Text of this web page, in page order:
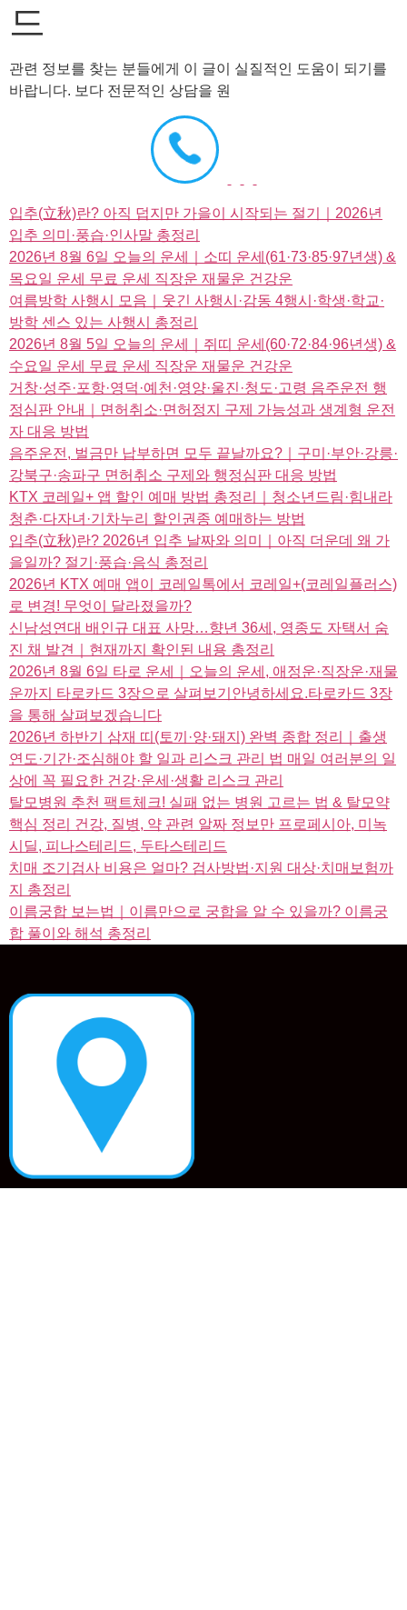
드
관련 정보를 찾는 분들에게 이 글이 실질적인 도움이 되기를
바랍니다. 보다 전문적인 상담을 원
입추(立秋)란? 아직 덥지만 가을이 시작되는 절기｜2026년
입추 의미·풍습·인사말 총정리
2026년 8월 6일 오늘의 운세｜소띠 운세(61·73·85·97년생) &
목요일 운세 무료 운세 직장운 재물운 건강운
여름방학 사행시 모음｜웃긴 사행시·감동 4행시·학생·학교·
방학 센스 있는 사행시 총정리
2026년 8월 5일 오늘의 운세｜쥐띠 운세(60·72·84·96년생) &
수요일 운세 무료 운세 직장운 재물운 건강운
거창·성주·포항·영덕·예천·영양·울진·청도·고령 음주운전 행
정심판 안내｜면허취소·면허정지 구제 가능성과 생계형 운전
자 대응 방법
음주운전, 벌금만 납부하면 모두 끝날까요?｜구미·부안·강릉·
강북구·송파구 면허취소 구제와 행정심판 대응 방법
KTX 코레일+ 앱 할인 예매 방법 총정리｜청소년드림·힘내라
청춘·다자녀·기차누리 할인권종 예매하는 방법
입추(立秋)란? 2026년 입추 날짜와 의미｜아직 더운데 왜 가
을일까? 절기·풍습·음식 총정리
2026년 KTX 예매 앱이 코레일톡에서 코레일+(코레일플러스)
로 변경! 무엇이 달라졌을까?
신남성연대 배인규 대표 사망…향년 36세, 영종도 자택서 숨
진 채 발견｜현재까지 확인된 내용 총정리
2026년 8월 6일 타로 운세｜오늘의 운세, 애정운·직장운·재물
운까지 타로카드 3장으로 살펴보기안녕하세요.타로카드 3장
을 통해 살펴보겠습니다
2026년 하반기 삼재 띠(토끼·양·돼지) 완벽 종합 정리｜출생
연도·기간·조심해야 할 일과 리스크 관리 법 매일 여러분의 일
상에 꼭 필요한 건강·운세·생활 리스크 관리
탈모병원 추천 팩트체크! 실패 없는 병원 고르는 법 & 탈모약
핵심 정리 건강, 질병, 약 관련 알짜 정보만 프로페시아, 미녹
시딜, 피나스테리드, 두타스테리드
치매 조기검사 비용은 얼마? 검사방법·지원 대상·치매보험까
지 총정리
이름궁합 보는법｜이름만으로 궁합을 알 수 있을까? 이름궁
합 풀이와 해석 총정리